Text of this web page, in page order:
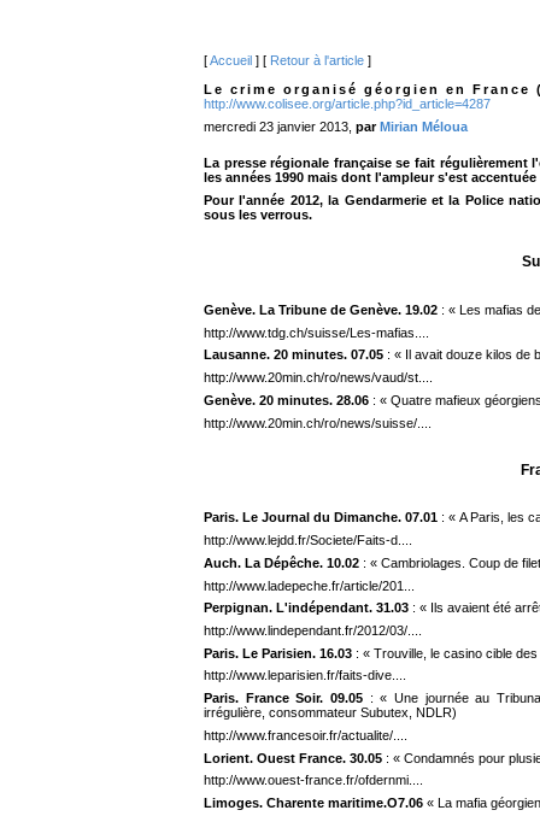
[Accueil ] [ Retour à l'article ]
Le crime organisé géorgien en France
http://www.colisee.org/article.php?id_article=4287
mercredi 23 janvier 2013, parMirian Méloua
La presse régionale française se fait
les années 1990 mais dont l'ampleur s'est accentuée
Pour l'année 2012, la Gendarmerie et la Police
sous les verrous.
Genève. La Tribune de Genève. 19.02 : « Les mafias
http://www.tdg.ch/suisse/Les-mafias....
Lausanne. 20 minutes. 07.05 : « Il avait douze kilos de
http://www.20min.ch/ro/news/vaud/st....
Genève. 20 minutes. 28.06 : « Quatre mafieux
http://www.20min.ch/ro/news/suisse/....
Paris. Le Journal du Dimanche. 07.01 : « A Paris, les
http://www.lejdd.fr/Societe/Faits-d....
Auch. La Dépêche. 10.02 : « Cambriolages. Coup de
http://www.ladepeche.fr/article/201...
Perpignan. L'indépendant. 31.03 : « Ils avaient été
http://www.lindependant.fr/2012/03/....
Paris. Le Parisien. 16.03 : « Trouville, le casino cible
http://www.leparisien.fr/faits-dive....
Paris. France Soir. 09.05 : « Une journée au
irrégulière, consommateur Subutex, NDLR)
http://www.francesoir.fr/actualite/....
Lorient. Ouest France. 30.05 : « Condamnés pour
http://www.ouest-france.fr/ofdernmi....
Limoges. Charente maritime.O7.06 « La mafia